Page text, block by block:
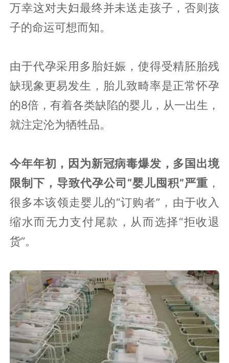
万幸这对夫妇最终并未送走孩子，否则孩
子的命运可想而知。
由于代孕采用多胎妊娠，使得受精胚胎残
缺现象更易发生，胎儿致畸率是正常怀孕
的8倍，有着各类缺陷的婴儿，从一出生，
就注定沦为牺牲品。
今年年初，因为新冠病毒爆发，多国出境
限制下，导致代孕公司“婴儿囤积”严重 ，
很多本该领走婴儿的“订购者”，由于收入
缩水而无力支付尾款，从而选择“拒收退
货”。